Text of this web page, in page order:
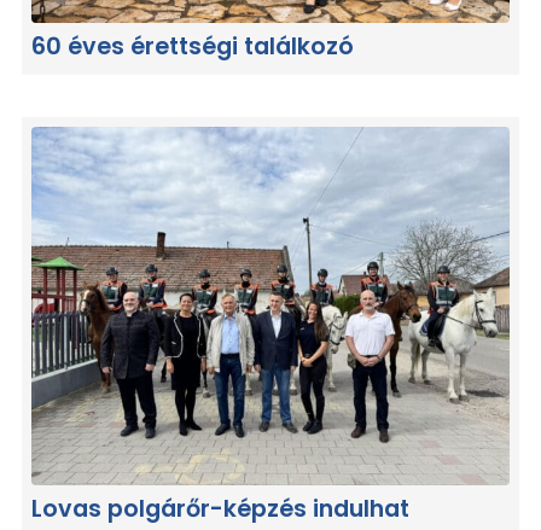
60 éves érettségi találkozó
Lovas polgárőr-képzés indulhat